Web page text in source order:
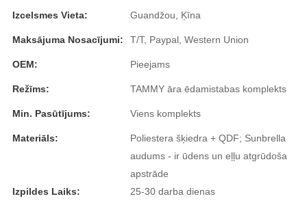
Izcelsmes Vieta: Guandžou, Ķīna
Maksājuma Nosacījumi: T/T, Paypal, Western Union
OEM: Pieejams
Režīms: TAMMY āra ēdamistabas komplekts
Min. Pasūtījums: Viens komplekts
Materiāls:
Poliestera šķiedra + QDF; Sunbrella
audums - ir ūdens un eļļu atgrūdoša
apstrāde
Izpildes Laiks:
25-30 darba dienas